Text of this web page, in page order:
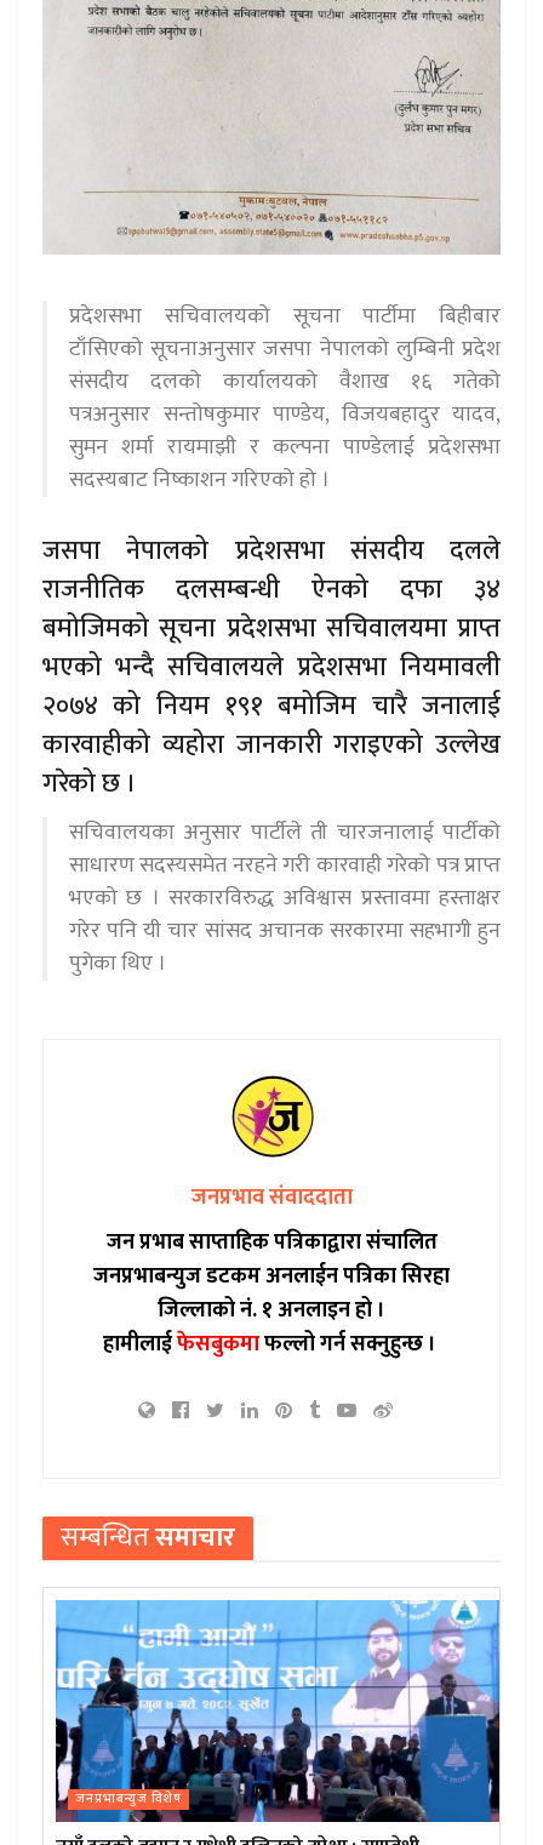
प्रदेशसभा सचिवालयको सूचना पार्टीमा बिहीबार
टाँसिएको सूचनाअनुसार जसपा नेपालको लुम्बिनी प्रदेश
संसदीय दलको कार्यालयको वैशाख १६ गतेको
पत्रअनुसार सन्तोषकुमार पाण्डेय, विजयबहादुर यादव,
सुमन शर्मा रायमाझी र कल्पना पाण्डेलाई प्रदेशसभा
सदस्यबाट निष्काशन गरिएको हो ।
जसपा नेपालको प्रदेशसभा संसदीय दलले
राजनीतिक दलसम्बन्धी ऐनको दफा ३४
बमोजिमको सूचना प्रदेशसभा सचिवालयमा प्राप्त
भएको भन्दै सचिवालयले प्रदेशसभा नियमावली
२०७४ को नियम १९१ बमोजिम चारै जनालाई
कारवाहीको व्यहोरा जानकारी गराइएको उल्लेख
गरेको छ ।
सचिवालयका अनुसार पार्टीले ती चारजनालाई पार्टीको
साधारण सदस्यसमेत नरहने गरी कारवाही गरेको पत्र प्राप्त
भएको छ । सरकारविरुद्ध अविश्वास प्रस्तावमा हस्ताक्षर
गरेर पनि यी चार सांसद अचानक सरकारमा सहभागी हुन
पुगेका थिए ।
जनप्रभाव संवाददाता
जन प्रभाब साप्ताहिक पत्रिकाद्वारा संचालित
जनप्रभाबन्युज डटकम अनलाईन पत्रिका सिरहा
जिल्लाको नं. १ अनलाइन हो ।
हामीलाईफेसबुकमाफल्लो गर्न सक्नुहुन्छ ।
सम्बन्धितसमाचार
जनप्रभाबन्युज विशेष